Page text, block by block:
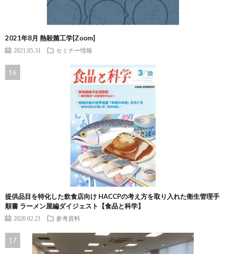
2021年8月 熱殺菌工学[Zoom]
2021.05.31 セミナー情報
提供品目を特化した飲食店向け HACCPの考え方を取り入れた衛生管理手
順書 ラーメン屋編ダイジェスト【食品と科学】
2020.02.21 参考資料